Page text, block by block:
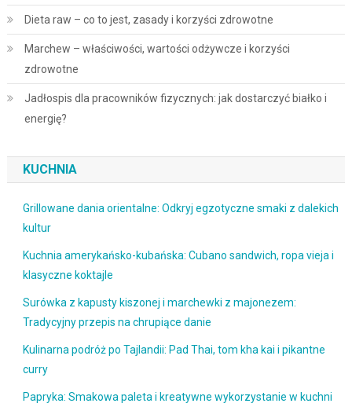
Dieta raw – co to jest, zasady i korzyści zdrowotne
Marchew – właściwości, wartości odżywcze i korzyści
zdrowotne
Jadłospis dla pracowników fizycznych: jak dostarczyć białko i
energię?
KUCHNIA
Grillowane dania orientalne: Odkryj egzotyczne smaki z dalekich
kultur
Kuchnia amerykańsko-kubańska: Cubano sandwich, ropa vieja i
klasyczne koktajle
Surówka z kapusty kiszonej i marchewki z majonezem:
Tradycyjny przepis na chrupiące danie
Kulinarna podróż po Tajlandii: Pad Thai, tom kha kai i pikantne
curry
Papryka: Smakowa paleta i kreatywne wykorzystanie w kuchni